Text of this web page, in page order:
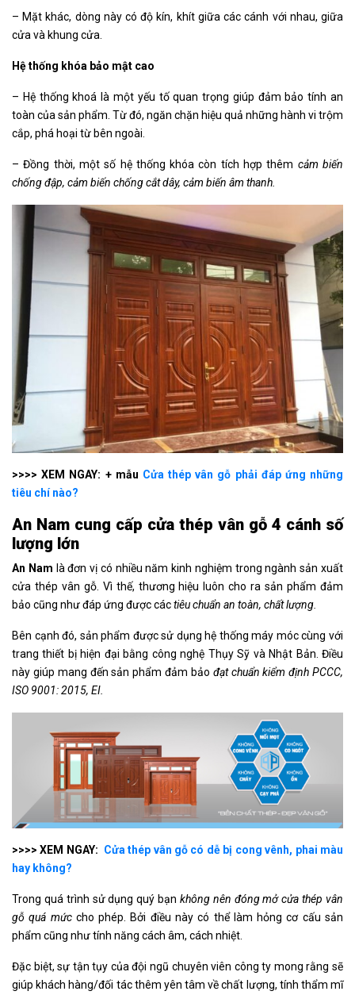
– Mặt khác, dòng này có độ kín, khít giữa các cánh với nhau, giữa
cửa và khung cửa.
Hệ thống khóa bảo mật cao
– Hệ thống khoá là một yếu tố quan trọng giúp đảm bảo tính an
toàn của sản phẩm. Từ đó, ngăn chặn hiệu quả những hành vi trộm
cắp, phá hoại từ bên ngoài.
– Đồng thời, một số hệ thống khóa còn tích hợp thêm cảm biến
chống đập, cảm biến chống cắt dây, cảm biến âm thanh.
>>>> XEM NGAY: + mẫu Cửa thép vân gỗ phải đáp ứng những
tiêu chí nào?
An Nam cung cấp cửa thép vân gỗ 4 cánh số
lượng lớn
An Nam là đơn vị có nhiều năm kinh nghiệm trong ngành sản xuất
cửa thép vân gỗ. Vì thế, thương hiệu luôn cho ra sản phẩm đảm
bảo cũng như đáp ứng được cáctiêu chuẩn an toàn, chất lượng.
Bên cạnh đó, sản phẩm được sử dụng hệ thống máy móc cùng với
trang thiết bị hiện đại bằng công nghệ Thụy Sỹ và Nhật Bản. Điều
này giúp mang đến sản phẩm đảm bảo đạt chuẩn kiểm định PCCC,
ISO 9001: 2015, EI.
>>>> XEM NGAY: Cửa thép vân gỗ có dễ bị cong vênh, phai màu
hay không?
Trong quá trình sử dụng quý bạn không nên đóng mở cửa thép vân
gỗ quá mứccho phép. Bởi điều này có thể làm hỏng cơ cấu sản
phẩm cũng như tính năng cách âm, cách nhiệt.
Đặc biệt, sự tận tụy của đội ngũ chuyên viên công ty mong rằng sẽ
giúp khách hàng/đối tác thêm yên tâm về chất lượng, tính thẩm mĩ